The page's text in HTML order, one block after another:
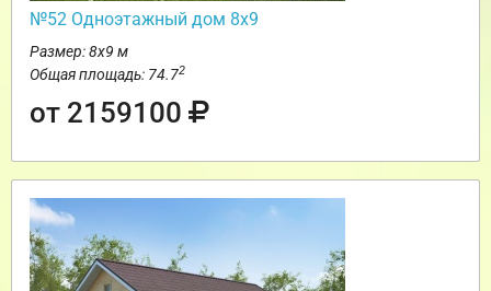
№52 Одноэтажный дом 8х9
Размер: 8х9 м
Общая площадь: 74.72
от 2159100